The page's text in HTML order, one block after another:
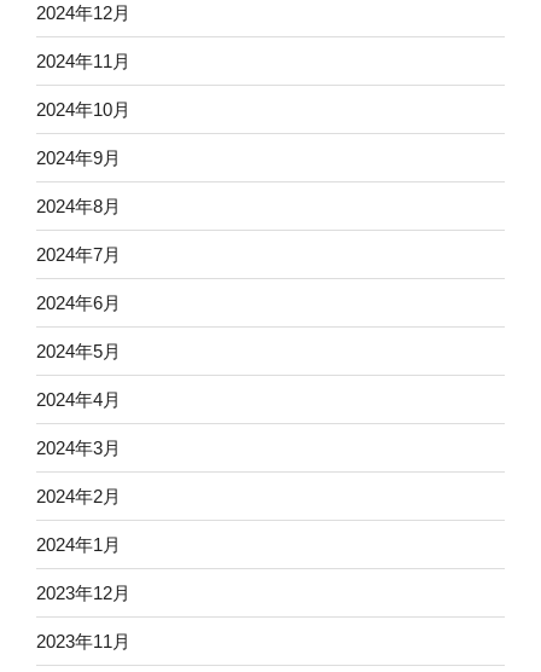
2024年12月
2024年11月
2024年10月
2024年9月
2024年8月
2024年7月
2024年6月
2024年5月
2024年4月
2024年3月
2024年2月
2024年1月
2023年12月
2023年11月